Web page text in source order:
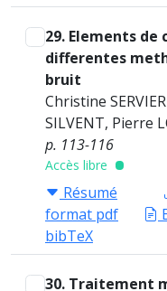
29. Elements
differentes
bruit
Christine
SILVENT, Pierre
p. 113-116
Accès libre
Résumé
format pdf
bibTeX
30. Traitement